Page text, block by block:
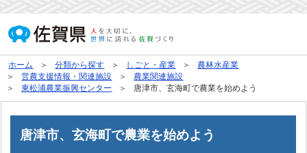
ホーム 分類から探す しごと・産業
農林水産業
営農支援情報・関連施設
農業関連施設
東松浦農業振興センター
唐津市、玄海町で農業を始めよう
唐津市、玄海町で農業を始めよう